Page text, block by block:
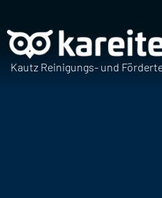
Inhalt
springen
Kautz Reinigungs- und